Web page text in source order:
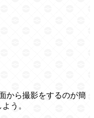
から撮影をするのが簡
う。